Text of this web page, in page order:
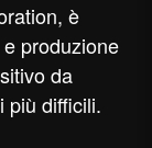
è
produzione
da
più difficili.